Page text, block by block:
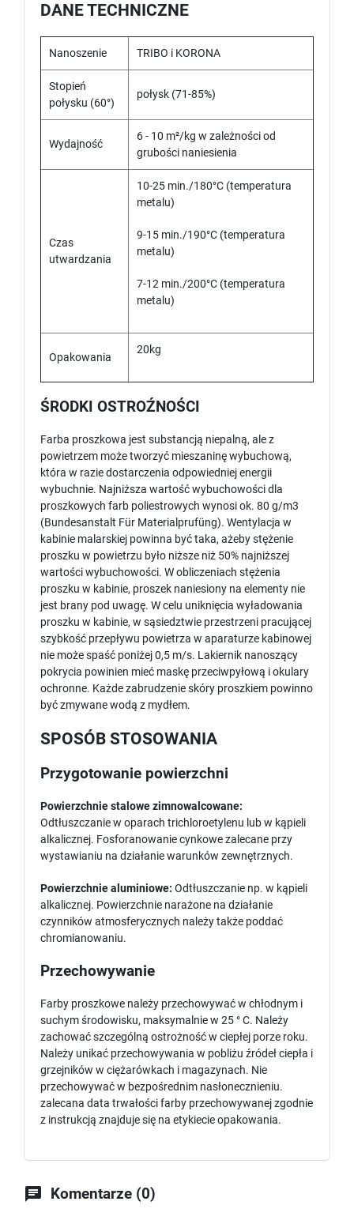
DANE TECHNICZNE
Nanoszenie TRIBO i KORONA
Stopień
połysku (60°)
połysk (71-85%)
Wydajność
6 - 10 m²/kg w zależności od
grubości naniesienia
Czas
utwardzania
10-25 min./180°C (temperatura
metalu)
9-15 min./190°C (temperatura
metalu)
7-12 min./200°C (temperatura
metalu)
Opakowania
20kg
ŚRODKI OSTROŹNOŚCI
Farba proszkowa jest substancją niepalną, ale z
powietrzem może tworzyć mieszaninę wybuchową,
która w razie dostarczenia odpowiedniej energii
wybuchnie. Najniższa wartość wybuchowości dla
proszkowych farb poliestrowych wynosi ok. 80 g/m3
(Bundesanstalt Für Materialprufüng). Wentylacja w
kabinie malarskiej powinna być taka, ażeby stężenie
proszku w powietrzu było niższe niż 50% najniższej
wartości wybuchowości. W obliczeniach stężenia
proszku w kabinie, proszek naniesiony na elementy nie
jest brany pod uwagę. W celu uniknięcia wyładowania
proszku w kabinie, w sąsiedztwie przestrzeni pracującej
szybkość przepływu powietrza w aparaturze kabinowej
nie może spaść poniżej 0,5 m/s. Lakiernik nanoszący
pokrycia powinien mieć maskę przeciwpyłową i okulary
ochronne. Każde zabrudzenie skóry proszkiem powinno
być zmywane wodą z mydłem.
SPOSÓB STOSOWANIA
Przygotowanie powierzchni
Powierzchnie stalowe zimnowalcowane:
Odtłuszczanie w oparach trichloroetylenu lub w kąpieli
alkalicznej. Fosforanowanie cynkowe zalecane przy
wystawianiu na działanie warunków zewnętrznych.
Powierzchnie aluminiowe: Odtłuszczanie np. w kąpieli
alkalicznej. Powierzchnie narażone na działanie
czynników atmosferycznych należy także poddać
chromianowaniu.
Przechowywanie
Farby proszkowe należy przechowywać w chłodnym i
suchym środowisku, maksymalnie w 25 ° C. Należy
zachować szczególną ostrożność w ciepłej porze roku.
Należy unikać przechowywania w pobliżu źródeł ciepła i
grzejników w ciężarówkach i magazynach. Nie
przechowywać w bezpośrednim nasłonecznieniu.
zalecana data trwałości farby przechowywanej zgodnie
z instrukcją znajduje się na etykiecie opakowania.
 Komentarze (0)